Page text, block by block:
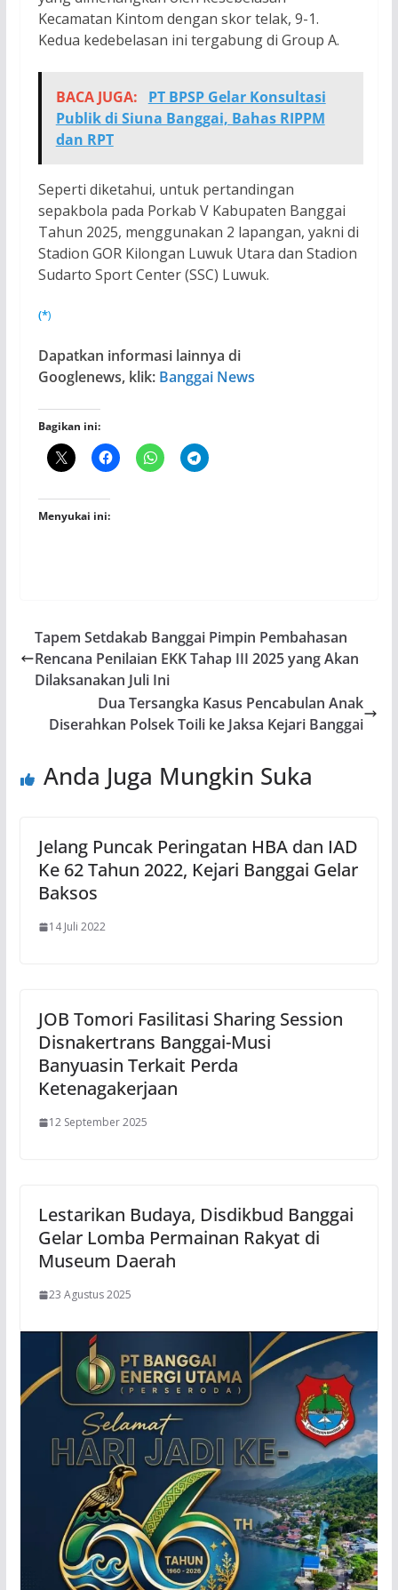
Kecamatan Kintom dengan skor telak, 9-1.
Kedua kedebelasan ini tergabung di Group A.
BACA JUGA:
PT BPSP Gelar Konsultasi
Publik di Siuna Banggai, Bahas RIPPM
dan RPT
Seperti diketahui, untuk pertandingan
sepakbola pada Porkab V Kabupaten Banggai
Tahun 2025, menggunakan 2 lapangan, yakni di
Stadion GOR Kilongan Luwuk Utara dan Stadion
Sudarto Sport Center (SSC) Luwuk.
(*)
Dapatkan informasi lainnya di
Googlenews, klik: Banggai News
Bagikan ini:
Menyukai ini:
Tapem Setdakab Banggai Pimpin Pembahasan
Rencana Penilaian EKK Tahap III 2025 yang Akan
Dilaksanakan Juli Ini
Dua Tersangka Kasus Pencabulan Anak
Diserahkan Polsek Toili ke Jaksa Kejari Banggai
Anda Juga Mungkin Suka
Jelang Puncak Peringatan HBA dan IAD
Ke 62 Tahun 2022, Kejari Banggai Gelar
Baksos
14 Juli 2022
JOB Tomori Fasilitasi Sharing Session
Disnakertrans Banggai-Musi
Banyuasin Terkait Perda
Ketenagakerjaan
12 September 2025
Lestarikan Budaya, Disdikbud Banggai
Gelar Lomba Permainan Rakyat di
Museum Daerah
23 Agustus 2025